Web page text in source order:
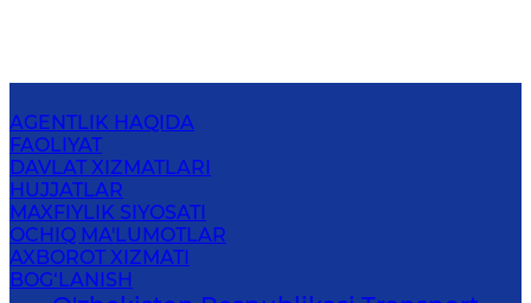
AGENTLIK HAQIDA
FAOLIYAT
DAVLAT XIZMATLARI
HUJJATLAR
MAXFIYLIK SIYOSATI
OCHIQ MA'LUMOTLAR
AXBOROT XIZMATI
BOG‘LANISH